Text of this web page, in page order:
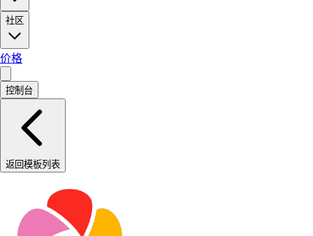
社区
价格
控制台
返回模板列表